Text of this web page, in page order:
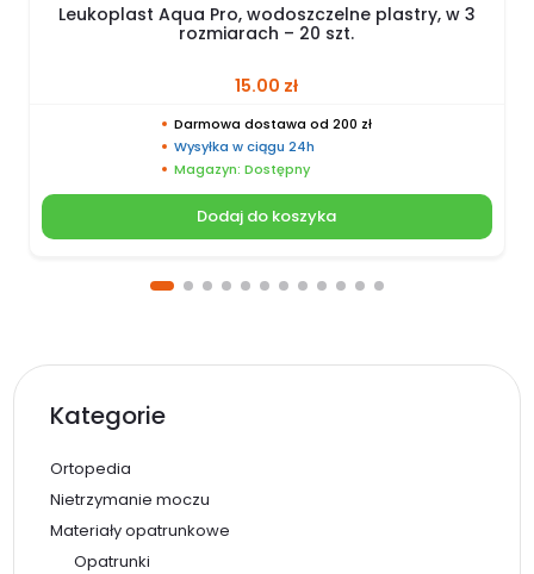
Leukoplast Aqua Pro, wodoszczelne plastry, w 3
rozmiarach – 20 szt.
15.00 zł
Darmowa dostawa od 200 zł
Wysyłka w ciągu 24h
Magazyn: Dostępny
Dodaj do koszyka
Kategorie
Ortopedia
Nietrzymanie moczu
Materiały opatrunkowe
Opatrunki